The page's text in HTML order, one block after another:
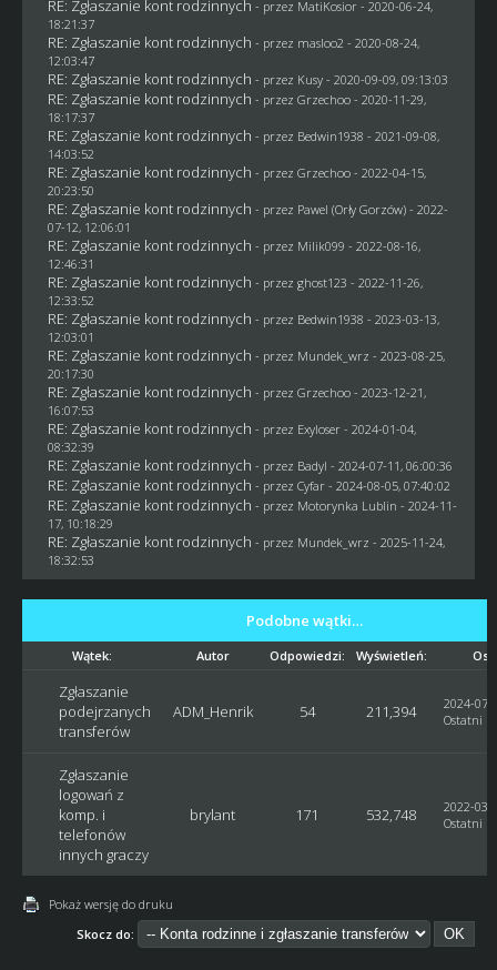
RE: Zgłaszanie kont rodzinnych - przez MatiKosior- 2020-06-24,
18:21:37
RE: Zgłaszanie kont rodzinnych - przez masloo2 - 2020-08-24,
12:03:47
RE: Zgłaszanie kont rodzinnych - przez Kusy- 2020-09-09, 09:13:03
RE: Zgłaszanie kont rodzinnych - przez Grzechoo- 2020-11-29,
18:17:37
RE: Zgłaszanie kont rodzinnych - przez Bedwin1938 - 2021-09-08,
14:03:52
RE: Zgłaszanie kont rodzinnych - przez Grzechoo- 2022-04-15,
20:23:50
RE: Zgłaszanie kont rodzinnych - przez Pawel (Orły Gorzów)- 2022-
07-12, 12:06:01
RE: Zgłaszanie kont rodzinnych - przez Milik099 - 2022-08-16,
12:46:31
RE: Zgłaszanie kont rodzinnych - przez ghost123 - 2022-11-26,
12:33:52
RE: Zgłaszanie kont rodzinnych - przez Bedwin1938 - 2023-03-13,
12:03:01
RE: Zgłaszanie kont rodzinnych - przez Mundek_wrz - 2023-08-25,
20:17:30
RE: Zgłaszanie kont rodzinnych - przez Grzechoo- 2023-12-21,
16:07:53
RE: Zgłaszanie kont rodzinnych - przez Exyloser- 2024-01-04,
08:32:39
RE: Zgłaszanie kont rodzinnych - przez Badyl - 2024-07-11, 06:00:36
RE: Zgłaszanie kont rodzinnych - przez Cyfar- 2024-08-05, 07:40:02
RE: Zgłaszanie kont rodzinnych - przez Motorynka Lublin - 2024-11-
17, 10:18:29
RE: Zgłaszanie kont rodzinnych - przez Mundek_wrz - 2025-11-24,
18:32:53
Podobne wątki…
Wątek: Autor Odpowiedzi: Wyświetleń:
Zgłaszanie
podejrzanych
transferów
ADM_Henrik 54 211,394
2024-07-
Ostatni
Zgłaszanie
logowań z
komp. i
telefonów
innych graczy
brylant 171 532,748
2022-03-
Ostatni
Pokaż wersję do druku
Skocz do: